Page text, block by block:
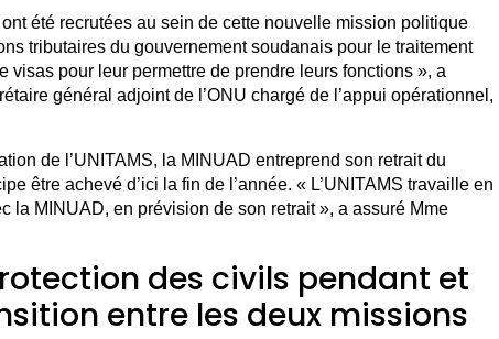
été recrutées au sein de cette nouvelle mission politique
tributaires du gouvernement soudanais pour le traitement
visas pour leur permettre de prendre leurs fonctions », a
général adjoint de l’ONU chargé de l’appui opérationnel,
de l’UNITAMS, la MINUAD entreprend son retrait du
être achevé d’ici la fin de l’année. « L’UNITAMS travaille en
la MINUAD, en prévision de son retrait », a assuré Mme
des civils pendant et
entre les deux missions